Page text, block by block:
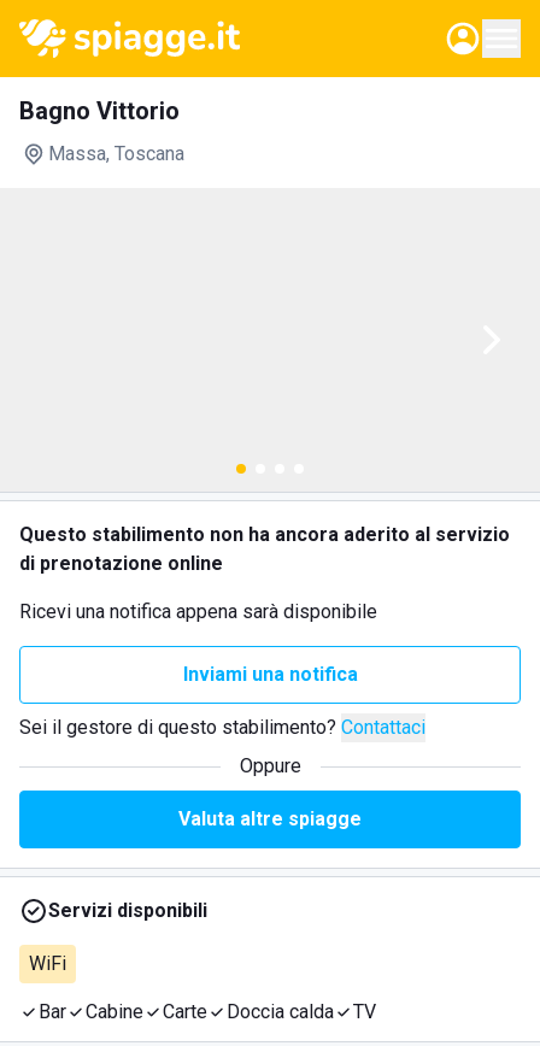
Bagno Vittorio
Massa, Toscana
Questo stabilimento non ha ancora aderito al servizio
di prenotazione online
Ricevi una notifica appena sarà disponibile
Inviami una notifica
Sei il gestore di questo stabilimento? Contattaci
Oppure
Valuta altre spiagge
Servizi disponibili
WiFi
Bar Cabine Carte Doccia calda TV